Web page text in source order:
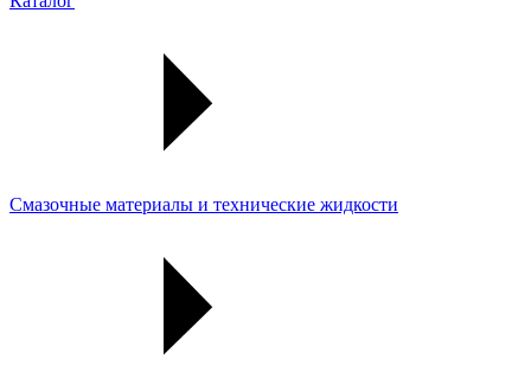
Смазочные материалы и технические жидкости